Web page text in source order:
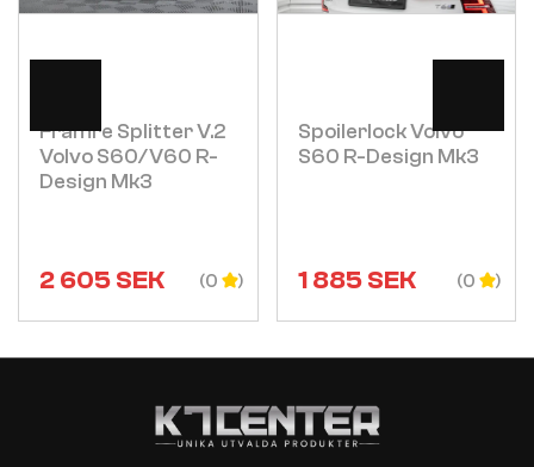
Främre Splitter V.2
Volvo S60/v60 R-
Design Mk3
2 605SEK (0
Spoilerlock Volvo
S60 R-Design Mk3
1 885SEK (0